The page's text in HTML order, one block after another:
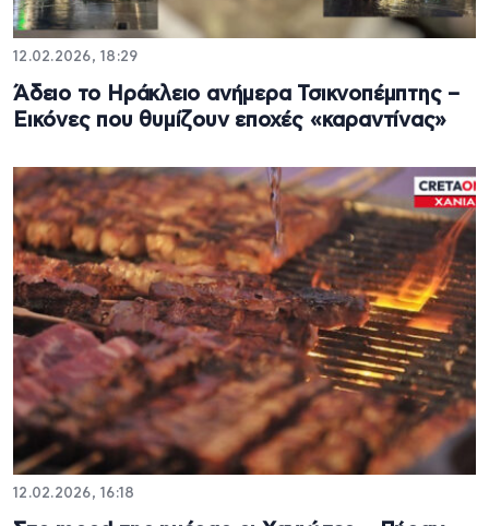
12.02.2026, 18:29
Άδειο το Ηράκλειο ανήμερα Τσικνοπέμπτης –
Εικόνες που θυμίζουν εποχές «καραντίνας»
12.02.2026, 16:18